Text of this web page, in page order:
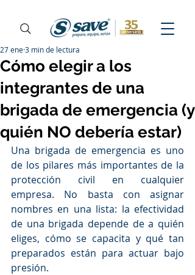
Cómo elegir a los
integrantes de una
brigada de emergencia (y
quién NO debería estar)
27 ene3 min de lectura
Una brigada de emergencia es uno
de los pilares más importantes de la
protección civil en cualquier
empresa. No basta con asignar
nombres en una lista: la efectividad
de una brigada depende de a quién
eliges, cómo se capacita y qué tan
preparados están para actuar bajo
presión.